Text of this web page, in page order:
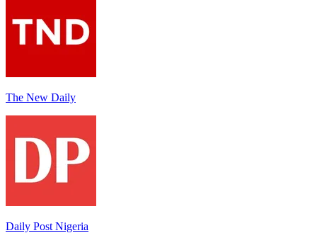
The New Daily
Daily Post Nigeria